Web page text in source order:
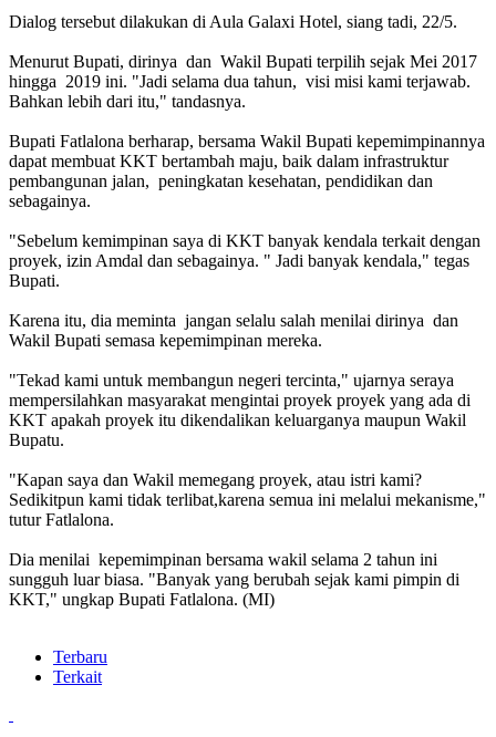
Dialog tersebut dilakukan di Aula Galaxi Hotel, siang tadi, 22/5.
Menurut Bupati, dirinya dan Wakil Bupati terpilih sejak Mei 2017
hingga 2019 ini. "Jadi selama dua tahun, visi misi kami terjawab.
Bahkan lebih dari itu," tandasnya.
Bupati Fatlalona berharap, bersama Wakil Bupati kepemimpinannya
dapat membuat KKT bertambah maju, baik dalam infrastruktur
pembangunan jalan, peningkatan kesehatan, pendidikan dan
sebagainya.
"Sebelum kemimpinan saya di KKT banyak kendala terkait dengan
proyek, izin Amdal dan sebagainya. " Jadi banyak kendala," tegas
Bupati.
Karena itu, dia meminta jangan selalu salah menilai dirinya dan
Wakil Bupati semasa kepemimpinan mereka.
"Tekad kami untuk membangun negeri tercinta," ujarnya seraya
mempersilahkan masyarakat mengintai proyek proyek yang ada di
KKT apakah proyek itu dikendalikan keluarganya maupun Wakil
Bupatu.
"Kapan saya dan Wakil memegang proyek, atau istri kami?
Sedikitpun kami tidak terlibat,karena semua ini melalui mekanisme,"
tutur Fatlalona.
Dia menilai kepemimpinan bersama wakil selama 2 tahun ini
sungguh luar biasa. "Banyak yang berubah sejak kami pimpin di
KKT," ungkap Bupati Fatlalona. (MI)
Terbaru
Terkait